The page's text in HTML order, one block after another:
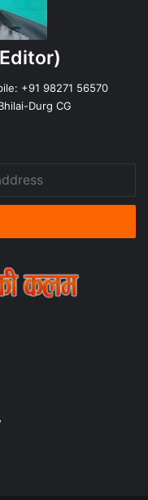
+91 98271 56570
Durg CG